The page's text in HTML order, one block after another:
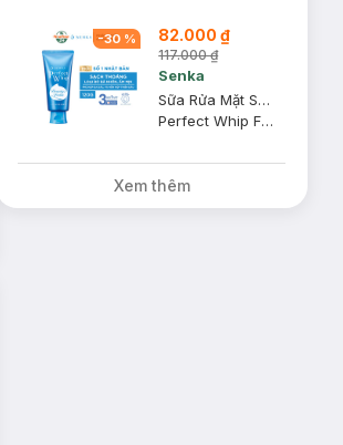
-30 % 82.000 ₫
117.000 ₫
Senka
Sữa Rửa Mặt Senka Tạo Bọt Chiết Xuất Tơ Tằm Trắng 120g
Perfect Whip Facial Foam Wash
Xem thêm